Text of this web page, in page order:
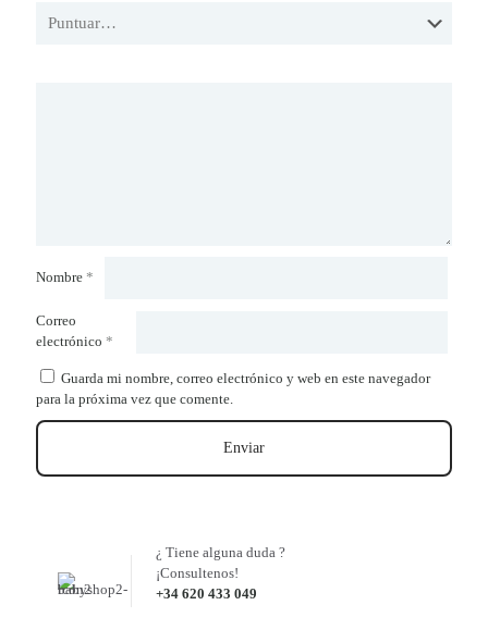
Nombre *
Correo
electrónico *
Guarda mi nombre, correo electrónico y web en este navegador
para la próxima vez que comente.
+34 620 433 049
¿ Tiene alguna duda ?
¡Consultenos!